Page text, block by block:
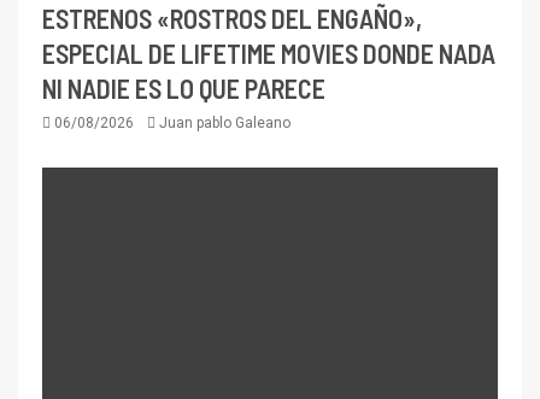
ESTRENOS «ROSTROS DEL ENGAÑO»,
ESPECIAL DE LIFETIME MOVIES DONDE NADA
NI NADIE ES LO QUE PARECE
06/08/2026 Juan pablo Galeano